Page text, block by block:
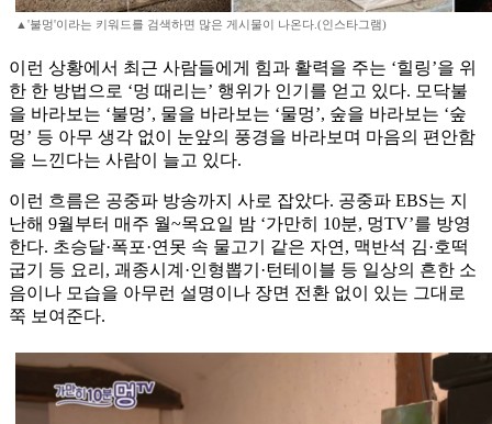
▲'불멍'이라는 키워드를 검색하면 많은 게시물이 나온다.(인스타그램)
이런 상황에서 최근 사람들에게 힘과 활력을 주는 ‘힐링’을 위
한 한 방법으로 ‘멍 때리는’ 행위가 인기를 얻고 있다. 모닥불
을 바라보는 ‘불멍’, 물을 바라보는 ‘물멍’, 숲을 바라보는 ‘숲
멍’ 등 아무 생각 없이 눈앞의 풍경을 바라보며 마음의 편안함
을 느낀다는 사람이 늘고 있다.
이런 흐름은 공중파 방송까지 사로 잡았다. 공중파 EBS는 지
난해 9월부터 매주 월~목요일 밤 ‘가만히 10분, 멍TV’를 방영
한다. 초승달·폭포·연못 속 물고기 같은 자연, 맥반석 김·호떡
굽기 등 요리, 괘종시계·인형뽑기·턴테이블 등 일상의 흔한 소
음이나 모습을 아무런 설명이나 장면 전환 없이 있는 그대로
쭉 보여준다.